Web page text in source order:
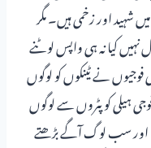
شہید اور زخمی ہیں۔ مگر
کیا نہ ہی واپس لوٹنے
نے ٹینکوں کو لوگوں
ہیلی کوپٹروں سے لوگوں
اور سب لوگ آگے بڑھتے